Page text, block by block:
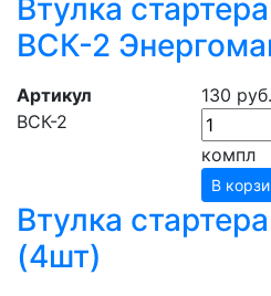
Втулка
ВСК-2
Артикул
ВСК-2
130 руб.
компл
В
Втулка
(4шт)